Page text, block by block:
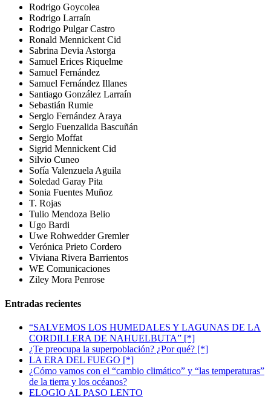
Rodrigo Goycolea
Rodrigo Larraín
Rodrigo Pulgar Castro
Ronald Mennickent Cid
Sabrina Devia Astorga
Samuel Erices Riquelme
Samuel Fernández
Samuel Fernández Illanes
Santiago González Larraín
Sebastián Rumie
Sergio Fernández Araya
Sergio Fuenzalida Bascuñán
Sergio Moffat
Sigrid Mennickent Cid
Silvio Cuneo
Sofía Valenzuela Aguila
Soledad Garay Pita
Sonia Fuentes Muñoz
T. Rojas
Tulio Mendoza Belio
Ugo Bardi
Uwe Rohwedder Gremler
Verónica Prieto Cordero
Viviana Rivera Barrientos
WE Comunicaciones
Ziley Mora Penrose
Entradas recientes
“SALVEMOS LOS HUMEDALES Y LAGUNAS DE LA
CORDILLERA DE NAHUELBUTA” [*]
¿Te preocupa la superpoblación? ¿Por qué? [*]
LA ERA DEL FUEGO [*]
¿Cómo vamos con el “cambio climático” y “las temperaturas”
de la tierra y los océanos?
ELOGIO AL PASO LENTO